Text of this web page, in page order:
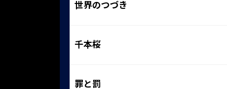
世界のつづき
千本桜
罪と罰